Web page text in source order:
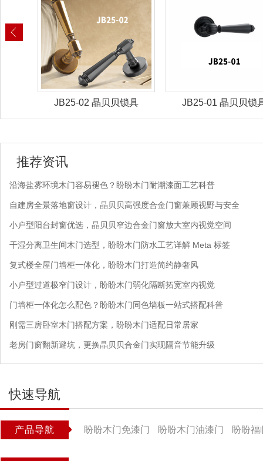
JB25-02 晶贝贝锁具 JB25-01 晶贝贝锁
推荐资讯
沿海盐雾环境木门容易褪色？盼盼木门耐潮漆面工艺科普
自建房全景落地窗设计，晶贝贝高强度合金门窗兼顾视野与安全
小户型阳台封窗优选，晶贝贝窄边合金门窗放大室内视觉空间
干湿分离卫生间木门选型，盼盼木门防水工艺详解 Meta 标签
复式楼全屋门墙柜一体化，盼盼木门打造简约静奢风
小户型过道极窄门设计，盼盼木门弱化隔断拓宽室内视觉
门墙柜一体化怎么配色？盼盼木门同色墙板一站式搭配科普
刚需三房卧室木门搭配方案，盼盼木门适配日常居家
老房门窗翻新避坑，更换晶贝贝合金门实现隔音节能升级
快速导航
产品导航 盼盼木门免漆门 盼盼木门油漆门 盼盼福